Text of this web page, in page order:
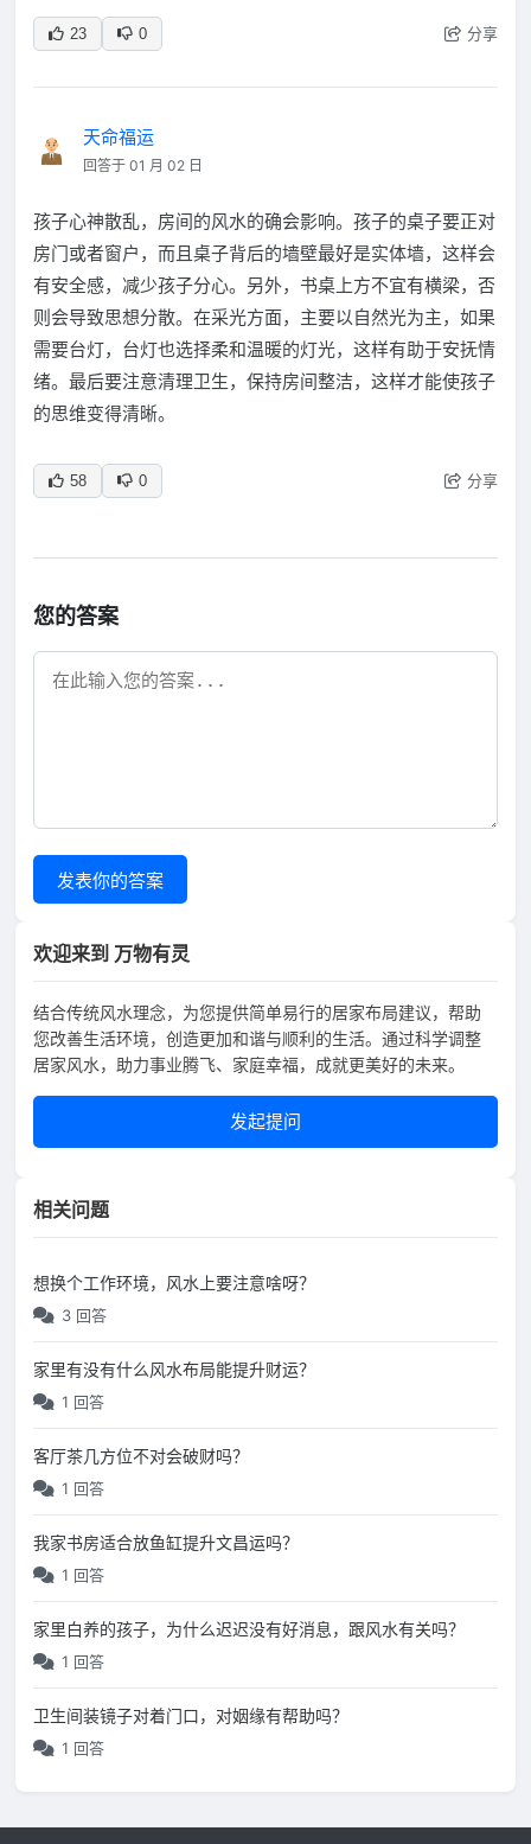
23 0 分享
天命福运
回答于 01 月 02 日
孩子心神散乱，房间的风水的确会影响。孩子的桌子要正对
房门或者窗户，而且桌子背后的墙壁最好是实体墙，这样会
有安全感，减少孩子分心。另外，书桌上方不宜有横梁，否
则会导致思想分散。在采光方面，主要以自然光为主，如果
需要台灯，台灯也选择柔和温暖的灯光，这样有助于安抚情
绪。最后要注意清理卫生，保持房间整洁，这样才能使孩子
的思维变得清晰。
58 0 分享
您的答案
发表你的答案
欢迎来到 万物有灵
结合传统风水理念，为您提供简单易行的居家布局建议，帮助
您改善生活环境，创造更加和谐与顺利的生活。通过科学调整
居家风水，助力事业腾飞、家庭幸福，成就更美好的未来。
发起提问
相关问题
想换个工作环境，风水上要注意啥呀？
3 回答
家里有没有什么风水布局能提升财运？
1 回答
客厅茶几方位不对会破财吗？
1 回答
我家书房适合放鱼缸提升文昌运吗？
1 回答
家里白养的孩子，为什么迟迟没有好消息，跟风水有关吗？
1 回答
卫生间装镜子对着门口，对姻缘有帮助吗？
1 回答